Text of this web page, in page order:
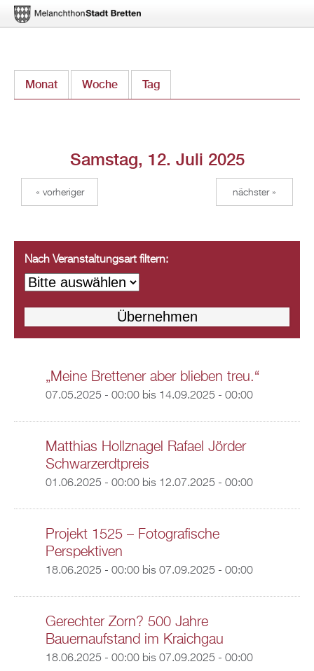
zum
Monat Woche Tag
Samstag, 12. Juli 2025
« vorheriger nächster »
Nach Veranstaltungsart filtern:
„Meine Brettener aber blieben treu.“
07.05.2025 - 00:00bis 14.09.2025 - 00:00
Matthias Hollznagel Rafael Jörder
Schwarzerdtpreis
01.06.2025 - 00:00bis 12.07.2025 - 00:00
Projekt 1525 – Fotografische
Perspektiven
18.06.2025 - 00:00bis 07.09.2025 - 00:00
Gerechter Zorn? 500 Jahre
Bauernaufstand im Kraichgau
18.06.2025 - 00:00bis 07.09.2025 - 00:00